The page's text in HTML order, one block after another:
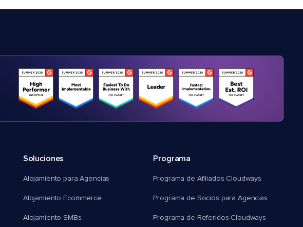
Soluciones
Alojamiento para Agencias
Alojamiento Ecommerce
Alojamiento SMBs
Programa
Programa de Afiliados Cloudways
Programa de Socios para Agencias
Programa de Referidos Cloudways